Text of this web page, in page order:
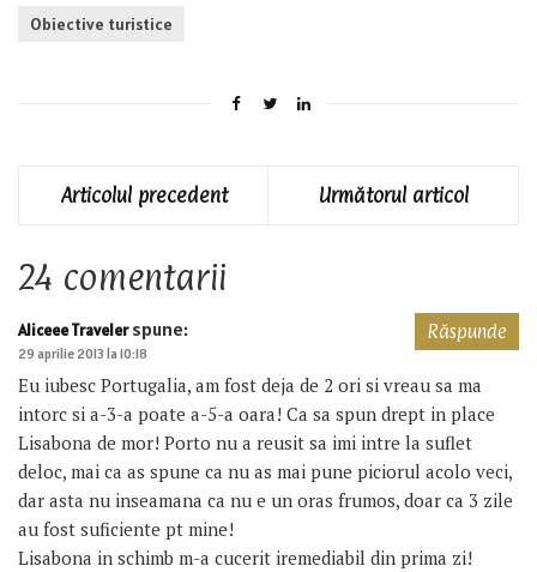
Obiective turistice
Articolul precedent Următorul articol
24 comentarii
Aliceee Traveler spune:
29 aprilie 2013 la 10:18
Eu iubesc Portugalia, am fost deja de 2 ori si vreau sa ma
intorc si a-3-a poate a-5-a oara! Ca sa spun drept in place
Lisabona de mor! Porto nu a reusit sa imi intre la suflet
deloc, mai ca as spune ca nu as mai pune piciorul acolo veci,
dar asta nu inseamana ca nu e un oras frumos, doar ca 3 zile
au fost suficiente pt mine!
Lisabona in schimb m-a cucerit iremediabil din prima zi!
Răspunde